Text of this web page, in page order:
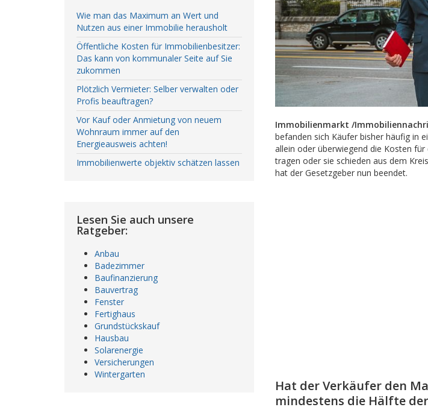
Immobilienmarkt /
befanden sich Käufer bisher häufig in
allein oder überwiegend die Kosten
tragen oder sie schieden aus dem
hat der Gesetzgeber nun beendet.
Hat der Verkäufer den
mindestens die Hälfte
Wie man das Maximum an Wert und
Nutzen aus einer Immobilie herausholt
Öffentliche Kosten für Immobilienbesitzer:
Das kann von kommunaler Seite auf Sie
zukommen
Plötzlich Vermieter: Selber verwalten oder
Profis beauftragen?
Vor Kauf oder Anmietung von neuem
Wohnraum immer auf den
Energieausweis achten!
Immobilienwerte objektiv schätzen lassen
Lesen Sie auch unsere
Ratgeber:
Anbau
Badezimmer
Baufinanzierung
Bauvertrag
Fenster
Fertighaus
Grundstückskauf
Hausbau
Solarenergie
Versicherungen
Wintergarten